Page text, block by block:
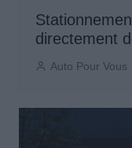
directement
Auto Pour Vous